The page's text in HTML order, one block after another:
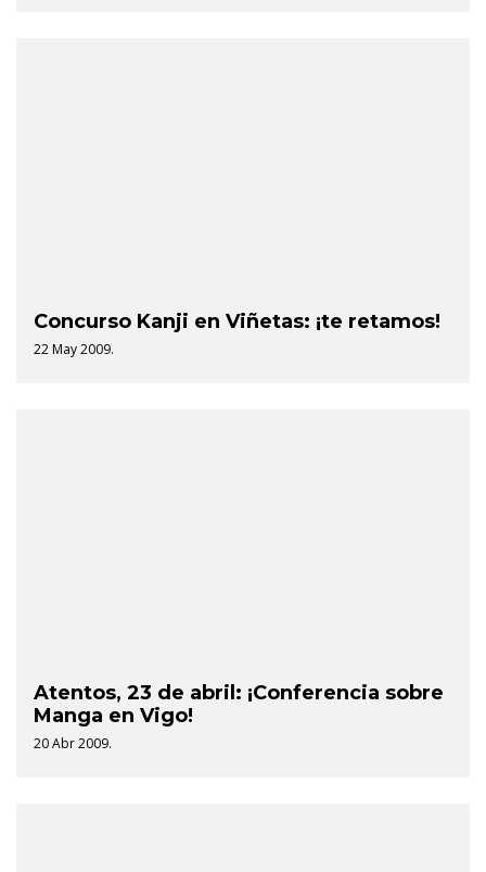
Concurso Kanji en Viñetas: ¡te retamos!
22 May 2009.
Atentos, 23 de abril: ¡Conferencia sobre
Manga en Vigo!
20 Abr 2009.